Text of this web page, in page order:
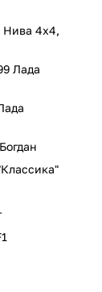
Богдан
"Классика"